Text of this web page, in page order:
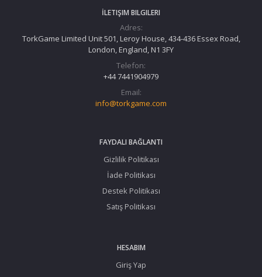
İLETIŞIM BILGILERI
Adres:
TorkGame Limited Unit 501, Leroy House, 434-436 Essex Road,
London, England, N1 3FY
Telefon:
+44 7441904979
Email:
info@torkgame.com
FAYDALI BAĞLANTI
Gizlilik Politikası
İade Politikası
Destek Politikası
Satış Politikası
HESABIM
Giriş Yap